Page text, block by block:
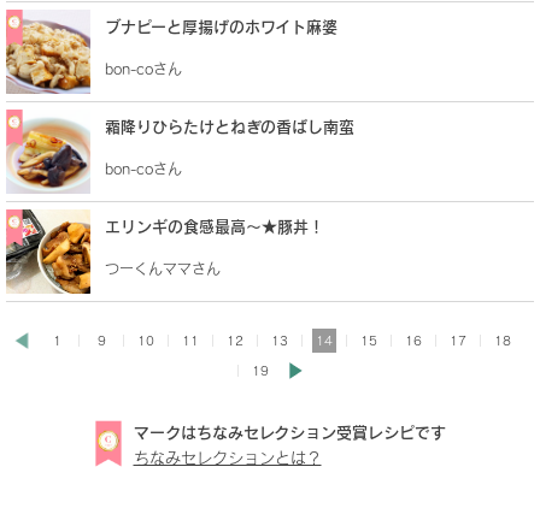
ブナピーと厚揚げのホワイト麻婆
bon-coさん
霜降りひらたけとねぎの香ばし南蛮
bon-coさん
エリンギの食感最高〜★豚丼！
つーくんママさん
1 9 10 11 12 13 14 15 16 17 18
19
マークはちなみセレクション受賞レシピです
ちなみセレクションとは？